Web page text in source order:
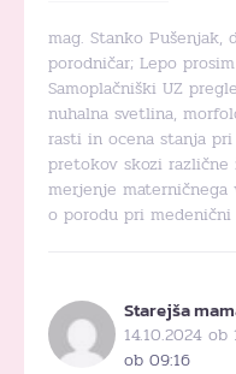
mag. Stanko
porodničar; Lepo
Samoplačniški UZ
nuhalna svetlina,
rasti in ocena stanja
pretokov skozi
merjenje materničnega
o porodu pri
Starejša
14.10.2024 ob
ob 09:16